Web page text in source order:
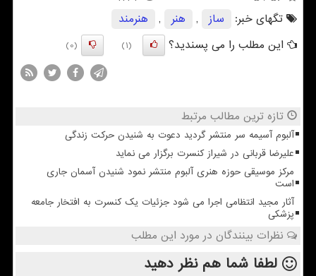
تگهای خبر:
ساز , هنر ,
هنرمند
این مطلب را می پسندید؟
(1)
(0)
تازه ترین مطالب مرتبط
آلبوم آسیمه سر منتشر گردید دعوت به شنیدن حرکت زندگی
علیرضا قربانی در شیراز کنسرت برگزار می نماید
مرکز موسیقی حوزه هنری آلبوم منتشر نمود شنیدن آسمان جاری
است
آثار مجید انتظامی اجرا می شود جزئیات یک کنسرت به افتخار جامعه
پزشکی
نظرات بینندگان در مورد این مطلب
لطفا شما همنظر دهید